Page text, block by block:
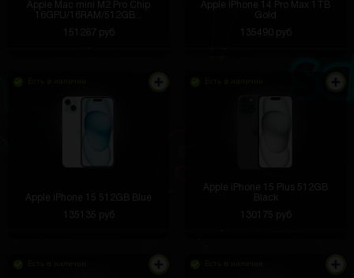
Apple Mac mini M2 Pro Chip
16GPU/16RAM/512GB...
151267 руб
Apple iPhone 14 Pro Max 1TB
Gold
135490 руб
Apple iPhone 15 512GB Blue
135135 руб
Apple iPhone 15 Plus 512GB
Black
130175 руб